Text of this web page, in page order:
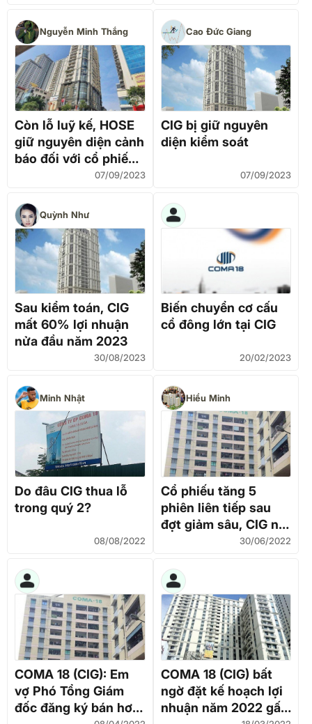
Nguyễn Minh Thắng
Còn lỗ luỹ kế, HOSE
giữ nguyên diện cảnh
báo đối với cổ phiếu
07/09/2023
Cao Đức Giang
CIG bị giữ nguyên
diện kiểm soát
07/09/2023
Quỳnh Như
Sau kiểm toán, CIG
mất 60% lợi nhuận
nửa đầu năm 2023
30/08/2023
Biến chuyển cơ cấu
cổ đông lớn tại CIG
20/02/2023
Minh Nhật
Do đâu CIG thua lỗ
trong quý 2?
08/08/2022
Hiểu Minh
Cổ phiếu tăng 5
phiên liên tiếp sau
đợt giảm sâu, CIG nói
30/06/2022
COMA 18 (CIG): Em
vợ Phó Tổng Giám
đốc đăng ký bán hơn
COMA 18 (CIG) bất
ngờ đặt kế hoạch lợi
nhuận năm 2022 gấp